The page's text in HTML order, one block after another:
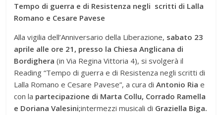
Tempo di guerra e di Resistenza negli scritti di Lalla
Romano e Cesare Pavese
Alla vigilia dell’Anniversario della Liberazione, sabato 23
aprile alle ore 21, presso la Chiesa Anglicana di
Bordighera (in Via Regina Vittoria 4), si svolgerà il
Reading “Tempo di guerra e di Resistenza negli scritti di
Lalla Romano e Cesare Pavese”, a cura diAntonio Ria e
con la partecipazione di Marta Collu, Corrado Ramella
e Doriana Valesini;intermezzi musicali di Graziella Biga.